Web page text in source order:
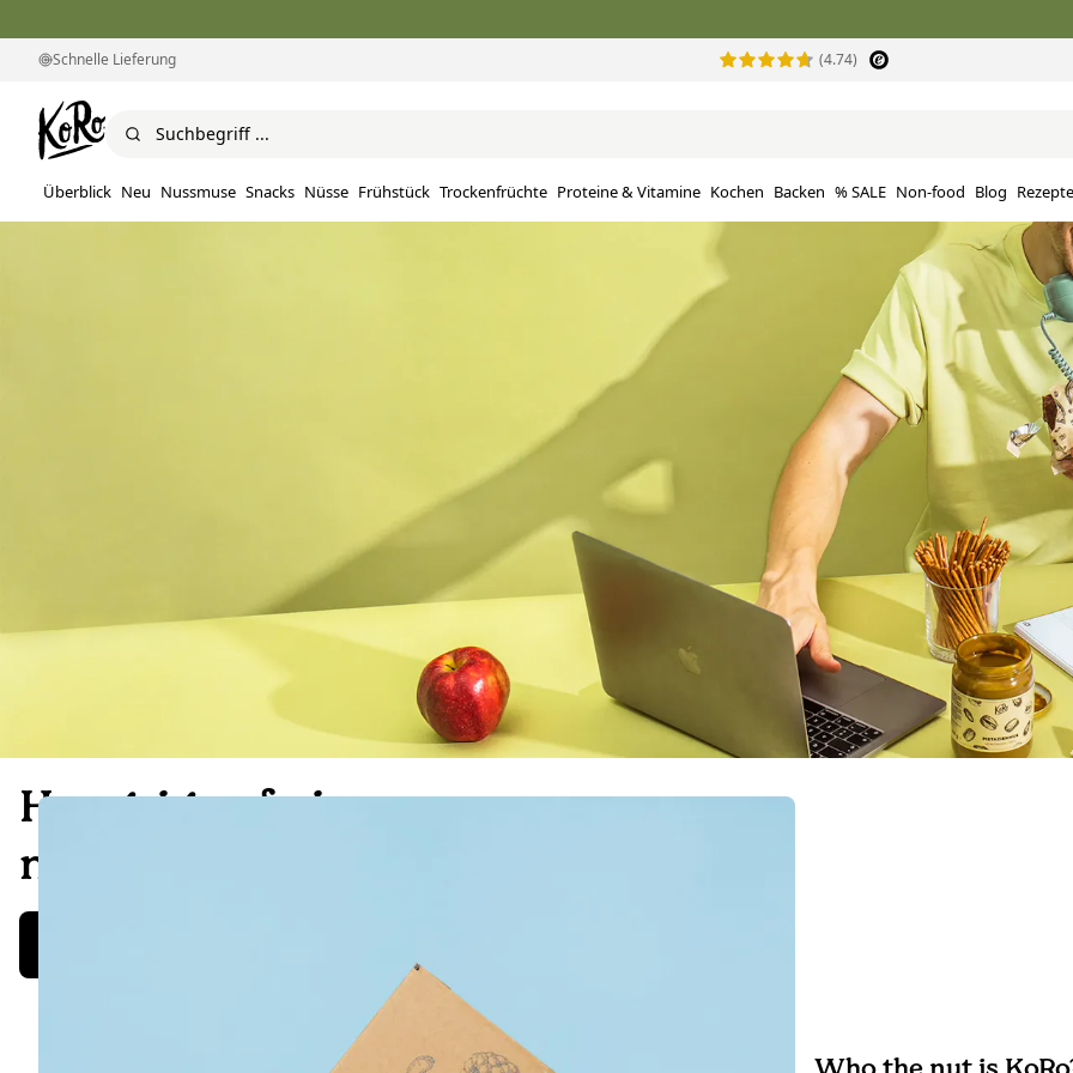
Schnelle Lieferung (4.74)
Überblick Neu Nussmuse Snacks Nüsse Frühstück Trockenfrüchte Proteine ​​& Vitamine Kochen Backen % SALE Non-food Blog Rezepte
Hungrig auf eine
neue Herausforderung?